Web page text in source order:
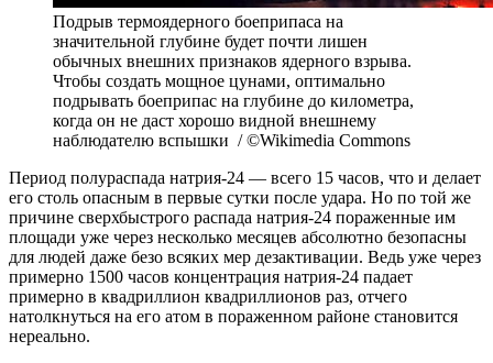
Подрыв термоядерного боеприпаса на
значительной глубине будет почти лишен
обычных внешних признаков ядерного взрыва.
Чтобы создать мощное цунами, оптимально
подрывать боеприпас на глубине до километра,
когда он не даст хорошо видной внешнему
наблюдателю вспышки / ©Wikimedia Commons
Период полураспада натрия-24 — всего 15 часов, что и делает
его столь опасным в первые сутки после удара. Но по той же
причине сверхбыстрого распада натрия-24 пораженные им
площади уже через несколько месяцев абсолютно безопасны
для людей даже безо всяких мер дезактивации. Ведь уже через
примерно 1500 часов концентрация натрия-24 падает
примерно в квадриллион квадриллионов раз, отчего
натолкнуться на его атом в пораженном районе становится
нереально.